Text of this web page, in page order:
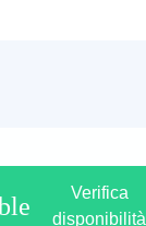
Verifica
disponibilità